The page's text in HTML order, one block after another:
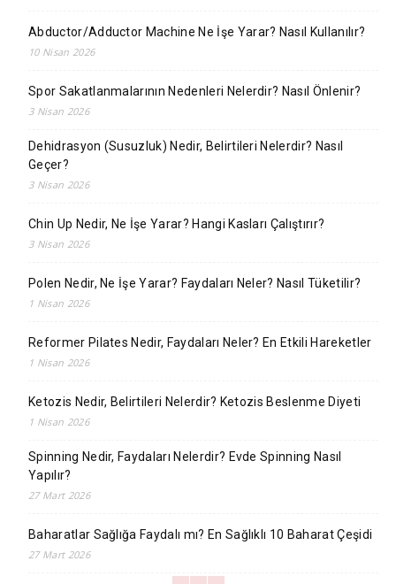
Abductor/Adductor Machine Ne İşe Yarar? Nasıl Kullanılır?
10 Nisan 2026
Spor Sakatlanmalarının Nedenleri Nelerdir? Nasıl Önlenir?
3 Nisan 2026
Dehidrasyon (Susuzluk) Nedir, Belirtileri Nelerdir? Nasıl
Geçer?
3 Nisan 2026
Chin Up Nedir, Ne İşe Yarar? Hangi Kasları Çalıştırır?
3 Nisan 2026
Polen Nedir, Ne İşe Yarar? Faydaları Neler? Nasıl Tüketilir?
1 Nisan 2026
Reformer Pilates Nedir, Faydaları Neler? En Etkili Hareketler
1 Nisan 2026
Ketozis Nedir, Belirtileri Nelerdir? Ketozis Beslenme Diyeti
1 Nisan 2026
Spinning Nedir, Faydaları Nelerdir? Evde Spinning Nasıl
Yapılır?
27 Mart 2026
Baharatlar Sağlığa Faydalı mı? En Sağlıklı 10 Baharat Çeşidi
27 Mart 2026